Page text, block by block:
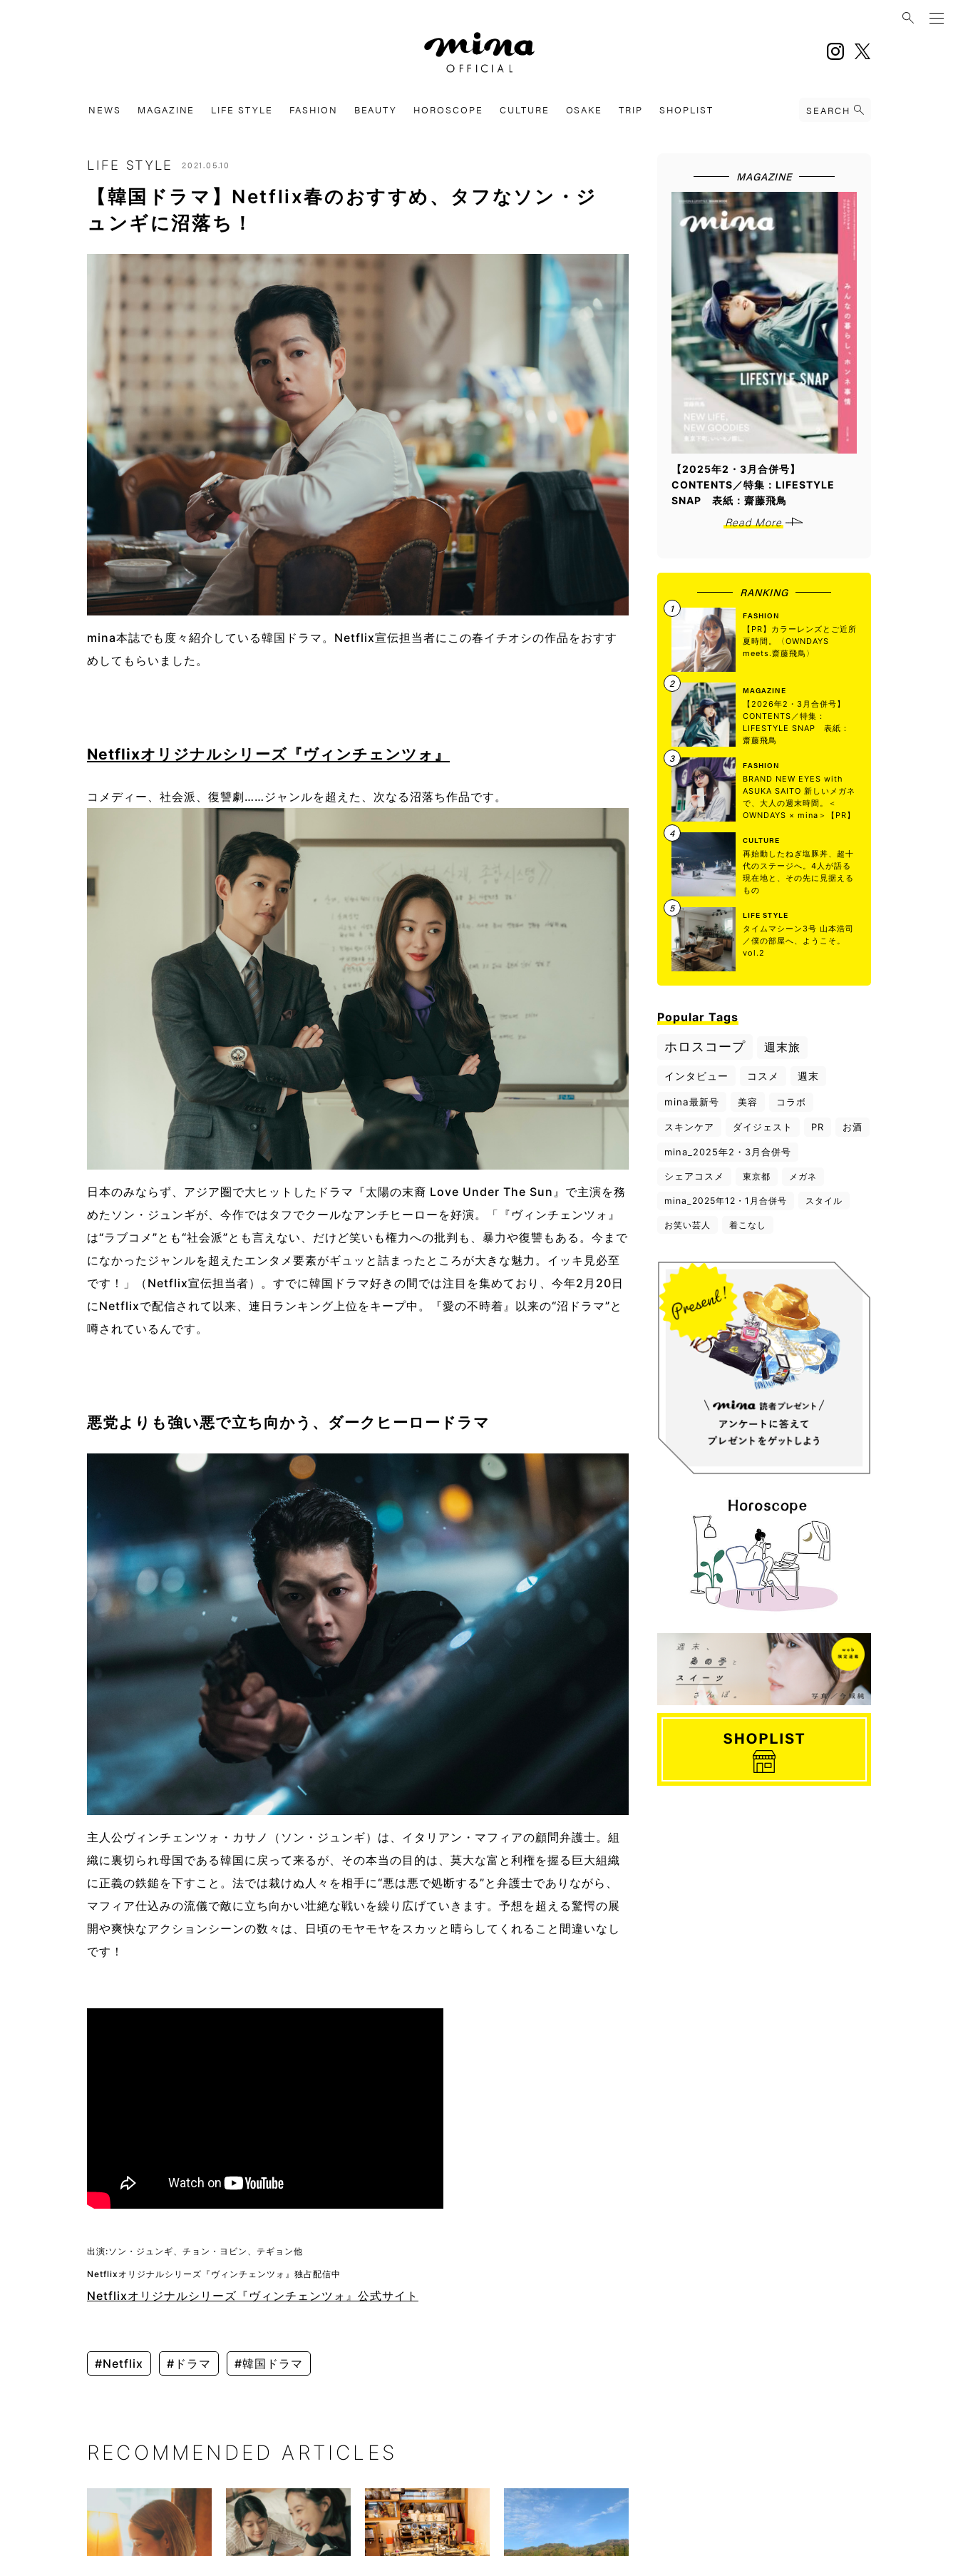
instagram
NEWS MAGAZINE LIFE STYLE FASHION BEAUTY HOROSCOPE CULTURE OSAKE TRIP SHOPLIST SEARCH
LIFE STYLE 2021.05.10
【韓国ドラマ】Netflix春のおすすめ、タフなソン・ジ
ュンギに沼落ち！
mina本誌でも度々紹介している韓国ドラマ。Netflix宣伝担当者にこの春イチオシの作品をおすす
めしてもらいました。
Netflixオリジナルシリーズ『ヴィンチェンツォ』
コメディー、社会派、復讐劇……ジャンルを超えた、次なる沼落ち作品です。
日本のみならず、アジア圏で大ヒットしたドラマ『太陽の末裔 Love Under The Sun』で主演を務
めたソン・ジュンギが、今作ではタフでクールなアンチヒーローを好演。「『ヴィンチェンツォ』
は“ラブコメ”とも“社会派”とも言えない、だけど笑いも権力への批判も、暴力や復讐もある。今まで
になかったジャンルを超えたエンタメ要素がギュッと詰まったところが大きな魅力。イッキ見必至
です！」（Netflix宣伝担当者）。すでに韓国ドラマ好きの間では注目を集めており、今年2月20日
にNetflixで配信されて以来、連日ランキング上位をキープ中。『愛の不時着』以来の“沼ドラマ”と
噂されているんです。
悪党よりも強い悪で立ち向かう、ダークヒーロードラマ
主人公ヴィンチェンツォ・カサノ（ソン・ジュンギ）は、イタリアン・マフィアの顧問弁護士。組
織に裏切られ母国である韓国に戻って来るが、その本当の目的は、莫大な富と利権を握る巨大組織
に正義の鉄鎚を下すこと。法では裁けぬ人々を相手に“悪は悪で処断する”と弁護士でありながら、
マフィア仕込みの流儀で敵に立ち向かい壮絶な戦いを繰り広げていきます。予想を超える驚愕の展
開や爽快なアクションシーンの数々は、日頃のモヤモヤをスカッと晴らしてくれること間違いなし
です！
出演:ソン・ジュンギ、チョン・ヨビン、テギョン他
Netflixオリジナルシリーズ『ヴィンチェンツォ』独占配信中
Netflixオリジナルシリーズ『ヴィンチェンツォ』公式サイト
#Netflix #ドラマ #韓国ドラマ
RECOMMENDED ARTICLES
MAGAZINE
【2025年2・3月合併号】
CONTENTS／特集：LIFESTYLE
SNAP 表紙：齋藤飛鳥
Read More
RANKING
FASHION
【PR】カラーレンズとご近所
夏時間。〈OWNDAYS
meets.齋藤飛鳥〉
MAGAZINE
【2026年2・3月合併号】
CONTENTS／特集：
LIFESTYLE SNAP 表紙：
齋藤飛鳥
FASHION
BRAND NEW EYES with
ASUKA SAITO 新しいメガネ
で、大人の週末時間。＜
OWNDAYS × mina＞【PR】
CULTURE
再始動したねぎ塩豚丼、超十
代のステージへ。4人が語る
現在地と、その先に見据える
もの
LIFE STYLE
タイムマシーン3号 山本浩司
／僕の部屋へ、ようこそ。
vol.2
Popular Tags
ホロスコープ 週末旅
インタビュー コスメ 週末
mina最新号 美容 コラボ
スキンケア ダイジェスト PR お酒
mina_2025年2・3月合併号
シェアコスメ 東京都 メガネ
mina_2025年12・1月合併号 スタイル
お笑い芸人 着こなし